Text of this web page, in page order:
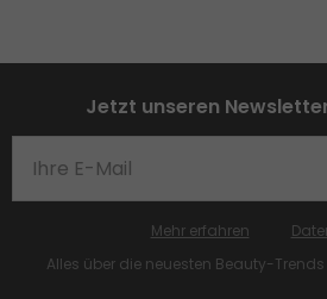
Jetzt unseren
Alles über die neuesten Beauty-
Mehr erfahren